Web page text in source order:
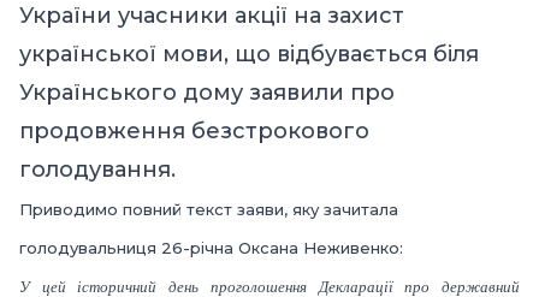
України учасники акції на захист
української мови, що відбувається біля
Українського дому заявили про
продовження безстрокового
голодування.
Приводимо повний текст заяви, яку зачитала
голодувальниця 26-річна Оксана Неживенко:
У цей історичний день проголошення Декларації про державний